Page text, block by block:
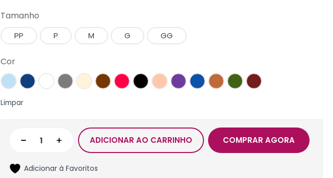
Tamanho
PP P M G GG
Cor
Limpar
ADICIONAR AO CARRINHO COMPRAR AGORA
Adicionar à Favoritos